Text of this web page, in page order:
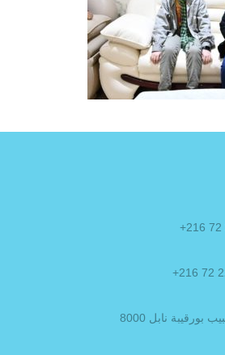
بورقيبة نابل 8000